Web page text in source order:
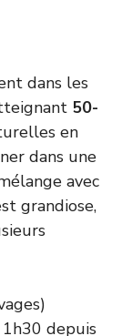
dans les
50-
en
dans une
avec
grandiose,
depuis